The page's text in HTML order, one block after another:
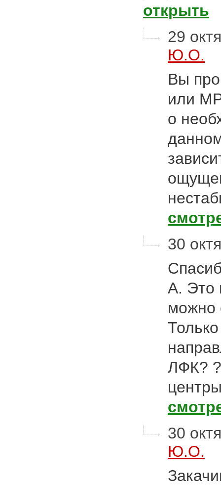
открыть
29
Ю.О.
Вы
или
о
30
А. Это
можно
ЛФК?
30
Ю.О.